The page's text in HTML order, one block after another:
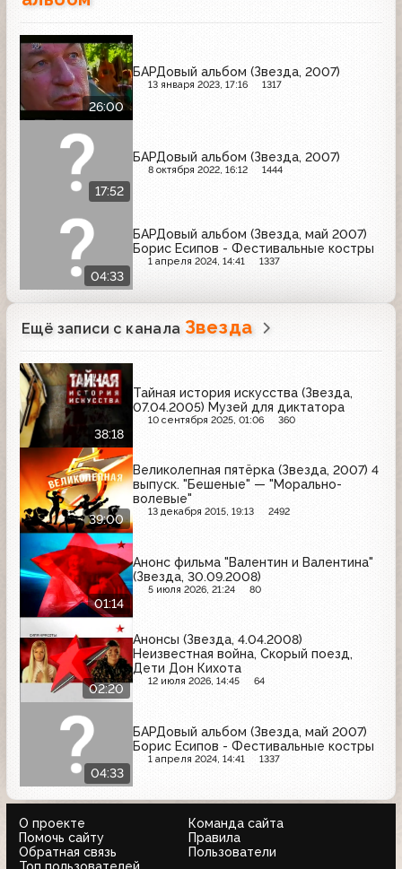
26:00
БАРДовый альбом (Звезда, 2007)
13 января 2023, 17:16 1317
17:52
БАРДовый альбом (Звезда, 2007)
8 октября 2022, 16:12 1444
04:33
БАРДовый альбом (Звезда, май 2007)
Борис Есипов - Фестивальные костры
1 апреля 2024, 14:41 1337
Ещё записи с канала Звезда
38:18
Тайная история искусства (Звезда,
07.04.2005) Музей для диктатора
10 сентября 2025, 01:06 360
39:00
Великолепная пятёрка (Звезда, 2007) 4
выпуск. "Бешеные" — "Морально-
волевые"
13 декабря 2015, 19:13 2492
01:14
Анонс фильма "Валентин и Валентина"
(Звезда, 30.09.2008)
5 июля 2026, 21:24 80
02:20
Анонсы (Звезда, 4.04.2008)
Неизвестная война, Скорый поезд,
Дети Дон Кихота
12 июля 2026, 14:45 64
04:33
БАРДовый альбом (Звезда, май 2007)
Борис Есипов - Фестивальные костры
1 апреля 2024, 14:41 1337
О проекте
Команда сайта
Помочь сайту
Правила
Обратная связь
Пользователи